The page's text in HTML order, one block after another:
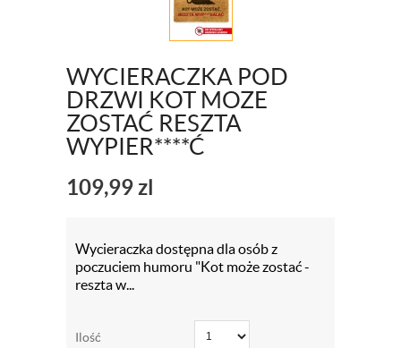
WYCIERACZKA POD
DRZWI KOT MOZE
ZOSTAĆ RESZTA
WYPIER****Ć
109,99zl
Wycieraczka dostępna dla osób z
poczuciem humoru "Kot może zostać -
reszta w...
Ilość